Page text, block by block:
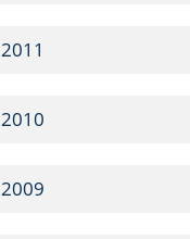
2011
2010
2009